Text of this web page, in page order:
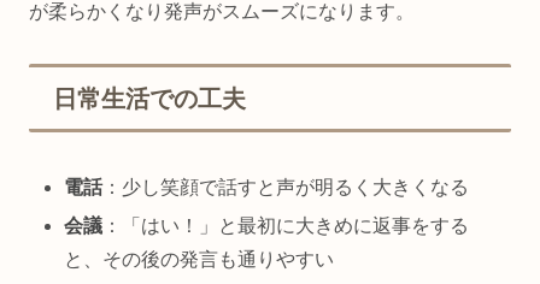
が柔らかくなり発声がスムーズになります。
日常生活での工夫
電話：少し笑顔で話すと声が明るく大きくなる
会議 ：「はい！」と最初に大きめに返事をする
と、その後の発言も通りやすい